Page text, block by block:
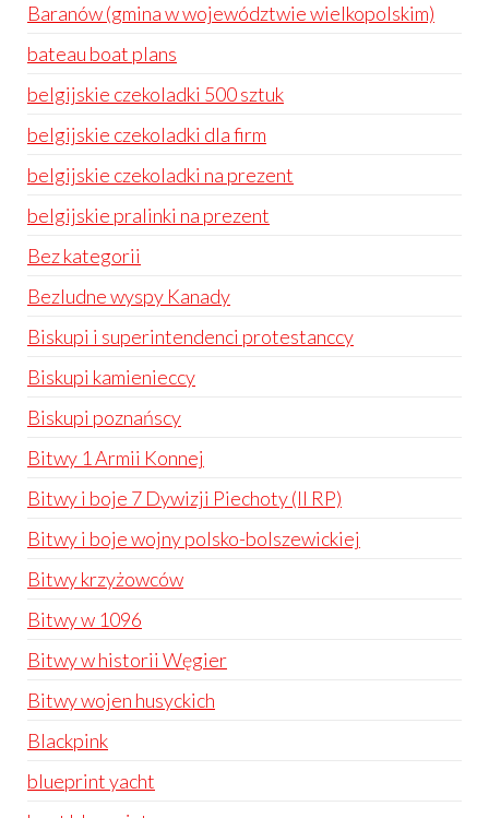
Baranów (gmina w województwie wielkopolskim)
bateau boat plans
belgijskie czekoladki 500 sztuk
belgijskie czekoladki dla firm
belgijskie czekoladki na prezent
belgijskie pralinki na prezent
Bez kategorii
Bezludne wyspy Kanady
Biskupi i superintendenci protestanccy
Biskupi kamienieccy
Biskupi poznańscy
Bitwy 1 Armii Konnej
Bitwy i boje 7 Dywizji Piechoty (II RP)
Bitwy i boje wojny polsko-bolszewickiej
Bitwy krzyżowców
Bitwy w 1096
Bitwy w historii Węgier
Bitwy wojen husyckich
Blackpink
blueprint yacht